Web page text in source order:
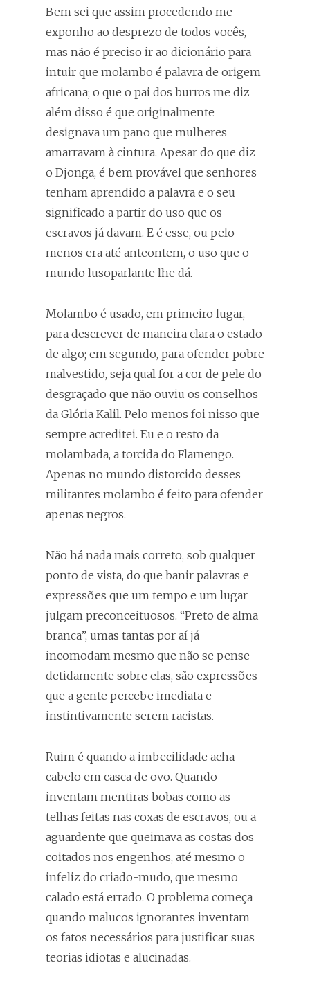
Bem sei que assim procedendo me
exponho ao desprezo de todos vocês,
mas não é preciso ir ao dicionário para
intuir que molambo é palavra de origem
africana; o que o pai dos burros me diz
além disso é que originalmente
designava um pano que mulheres
amarravam à cintura. Apesar do que diz
o Djonga, é bem provável que senhores
tenham aprendido a palavra e o seu
significado a partir do uso que os
escravos já davam. E é esse, ou pelo
menos era até anteontem, o uso que o
mundo lusoparlante lhe dá.
Molambo é usado, em primeiro lugar,
para descrever de maneira clara o estado
de algo; em segundo, para ofender pobre
malvestido, seja qual for a cor de pele do
desgraçado que não ouviu os conselhos
da Glória Kalil. Pelo menos foi nisso que
sempre acreditei. Eu e o resto da
molambada, a torcida do Flamengo.
Apenas no mundo distorcido desses
militantes molambo é feito para ofender
apenas negros.
Não há nada mais correto, sob qualquer
ponto de vista, do que banir palavras e
expressões que um tempo e um lugar
julgam preconceituosos. “Preto de alma
branca”, umas tantas por aí já
incomodam mesmo que não se pense
detidamente sobre elas, são expressões
que a gente percebe imediata e
instintivamente serem racistas.
Ruim é quando a imbecilidade acha
cabelo em casca de ovo. Quando
inventam mentiras bobas como as
telhas feitas nas coxas de escravos, ou a
aguardente que queimava as costas dos
coitados nos engenhos, até mesmo o
infeliz do criado-mudo, que mesmo
calado está errado. O problema começa
quando malucos ignorantes inventam
os fatos necessários para justificar suas
teorias idiotas e alucinadas.